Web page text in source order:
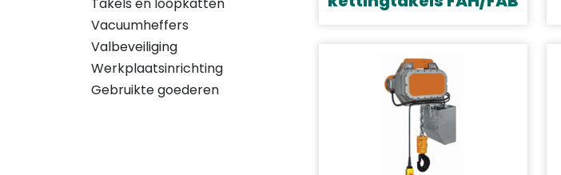
Takels en loopkatten
Vacuumheffers
Valbeveiliging
Werkplaatsinrichting
Gebruikte goederen